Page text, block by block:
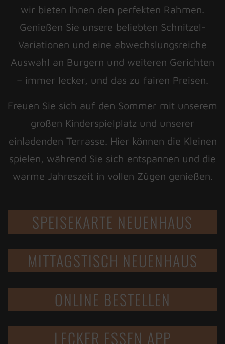
wir bieten Ihnen den perfekten Rahmen.
Genießen Sie unsere beliebten Schnitzel-
Variationen und eine abwechslungsreiche
Auswahl an Burgern und weiteren Gerichten
– immer lecker, und das zu fairen Preisen.
Freuen Sie sich auf den Sommer mit unserem
großen Kinderspielplatz und unserer
einladenden Terrasse. Hier können die Kleinen
spielen, während Sie sich entspannen und die
warme Jahreszeit in vollen Zügen genießen.
SPEISEKARTE NEUENHAUS
MITTAGSTISCH NEUENHAUS
ONLINE BESTELLEN
LECKER ESSEN APP